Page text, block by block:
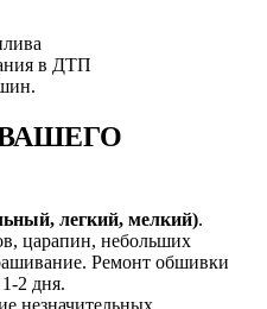
в ДТП
легкий, мелкий).
царапин, небольших
Ремонт обшивки
2 дня.